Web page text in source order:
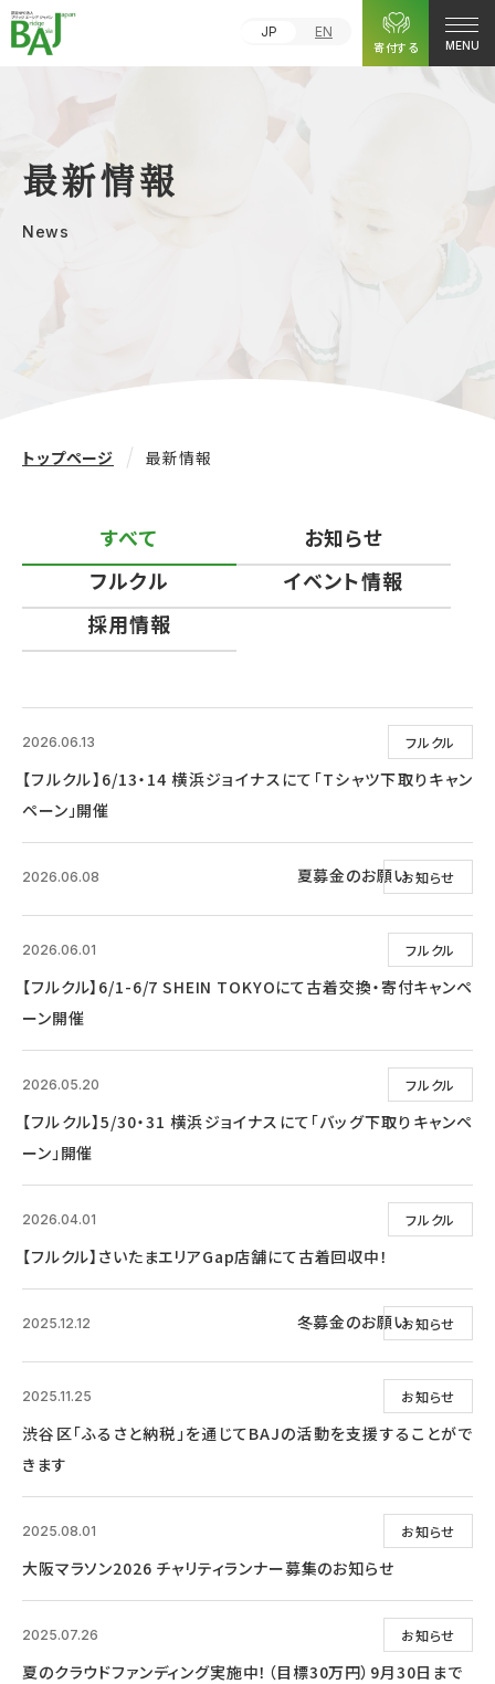
JP
EN
寄付する
MENU
最新情報
News
トップページ 最新情報
すべて
お知らせ
フルクル
イベント情報
採用情報
フルクル
2026.06.13
【フルクル】6/13・14 横浜ジョイナスにて「Tシャツ下取りキャン
ペーン」開催
お知らせ
2026.06.08 夏募金のお願い
フルクル
2026.06.01
【フルクル】6/1-6/7 SHEIN TOKYOにて古着交換・寄付キャンペ
ーン開催
フルクル
2026.05.20
【フルクル】5/30・31 横浜ジョイナスにて「バッグ下取りキャンペ
ーン」開催
フルクル
2026.04.01
【フルクル】さいたまエリアGap店舗にて古着回収中！
お知らせ
2025.12.12 冬募金のお願い
お知らせ
2025.11.25
渋谷区「ふるさと納税」を通じてBAJの活動を支援することがで
きます
お知らせ
2025.08.01
大阪マラソン2026 チャリティランナー募集のお知らせ
お知らせ
2025.07.26
夏のクラウドファンディング実施中！（目標30万円）9月30日まで